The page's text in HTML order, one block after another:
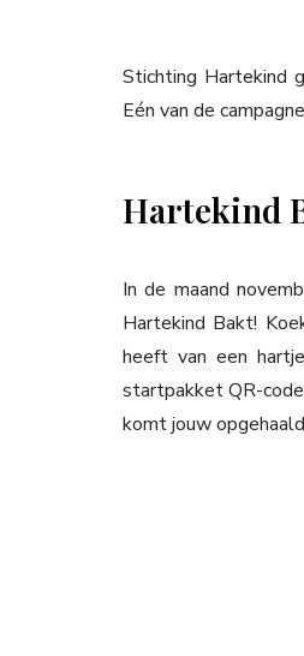
Stichting Hartekind
Eén van de
Hartekind
In de maand
Hartekind Bakt!
heeft van een
startpakket QR-
komt jouw